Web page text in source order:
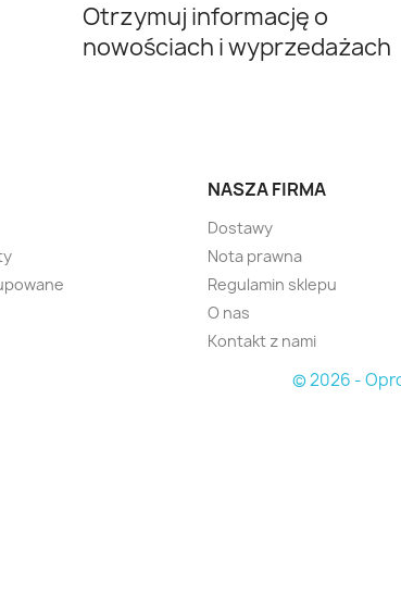
Otrzymuj informację o
nowościach i wyprzedażach
NASZA FIRMA
Dostawy
Nota prawna
Regulamin sklepu
O nas
Kontakt z nami
© 2026 -